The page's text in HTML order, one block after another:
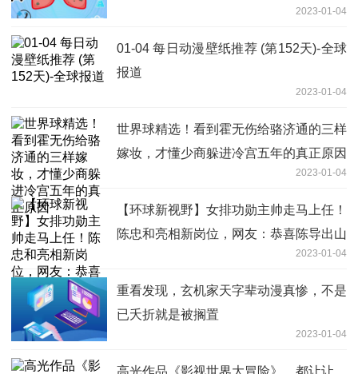
2023-01-04
01-04 每日动漫壁纸推荐 (第152天)-全球
报道
2023-01-04
世界球精选！看到霍无伤给骆济通的三样
嫁妆，才懂少商躲进冷宫五年的真正原因
2023-01-04
【环球新视野】女排功勋主帅走马上任！
陈忠和亮相新岗位，网友：恭喜陈导出山
2023-01-04
重看发现，玄机家天字辈动漫真惨，不是
已夭折就是被搁置
2023-01-04